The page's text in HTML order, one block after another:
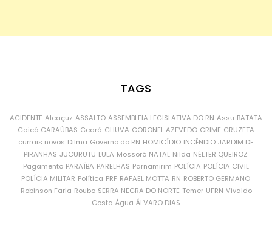
TAGS
ACIDENTE Alcaçuz ASSALTO ASSEMBLEIA LEGISLATIVA DO RN Assu BATATA
Caicó CARAÚBAS Ceará CHUVA CORONEL AZEVEDO CRIME CRUZETA
currais novos Dilma Governo do RN HOMICÍDIO INCÊNDIO JARDIM DE
PIRANHAS JUCURUTU LULA Mossoró NATAL Nilda NÉLTER QUEIROZ
Pagamento PARAÍBA PARELHAS Parnamirim POLÍCIA POLÍCIA CIVIL
POLÍCIA MILITAR Política PRF RAFAEL MOTTA RN ROBERTO GERMANO
Robinson Faria Roubo SERRA NEGRA DO NORTE Temer UFRN Vivaldo
Costa Água ÁLVARO DIAS